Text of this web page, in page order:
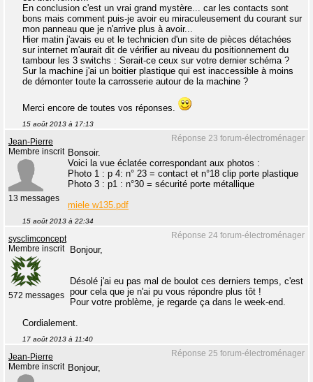
En conclusion c'est un vrai grand mystère... car les contacts sont
bons mais comment puis-je avoir eu miraculeusement du courant sur
mon panneau que je n'arrive plus à avoir...
Hier matin j'avais eu et le technicien d'un site de pièces détachées
sur internet m'aurait dit de vérifier au niveau du positionnement du
tambour les 3 switchs : Serait-ce ceux sur votre dernier schéma ?
Sur la machine j'ai un boitier plastique qui est inaccessible à moins
de démonter toute la carrosserie autour de la machine ?
Merci encore de toutes vos réponses.
15 août 2013 à 17:13
Réponse 23 forum-électroménager
Jean-Pierre
Membre inscrit
13 messages
Bonsoir.
Voici la vue éclatée correspondant aux photos :
Photo 1 : p 4: n° 23 = contact et n°18 clip porte plastique
Photo 3 : p1 : n°30 = sécurité porte métallique
miele w135.pdf
15 août 2013 à 22:34
Réponse 24 forum-électroménager
sysclimconcept
Membre inscrit
572 messages
Bonjour,
Désolé j'ai eu pas mal de boulot ces derniers temps, c'est
pour cela que je n'ai pu vous répondre plus tôt !
Pour votre problème, je regarde ça dans le week-end.
Cordialement.
17 août 2013 à 11:40
Réponse 25 forum-électroménager
Jean-Pierre
Membre inscrit Bonjour,